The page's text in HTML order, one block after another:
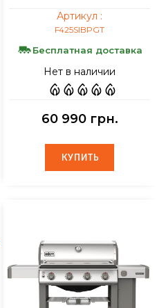
Артикул :
F425SIBPGT
Бесплатная доставка
Нет в наличии
60 990 грн.
КУПИТЬ
КУПИТЬ